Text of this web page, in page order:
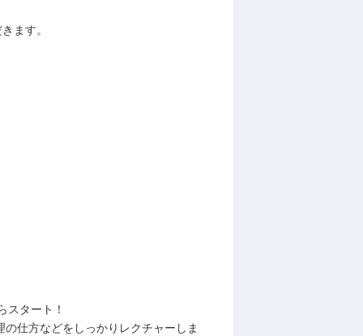
ます。
スタート！
仕方などをしっかりレクチャーしま